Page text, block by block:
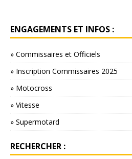
ENGAGEMENTS ET INFOS :
» Commissaires et Officiels
» Inscription Commissaires 2025
» Motocross
» Vitesse
» Supermotard
RECHERCHER :